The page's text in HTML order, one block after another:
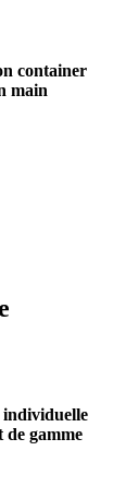
container
main
de gamme